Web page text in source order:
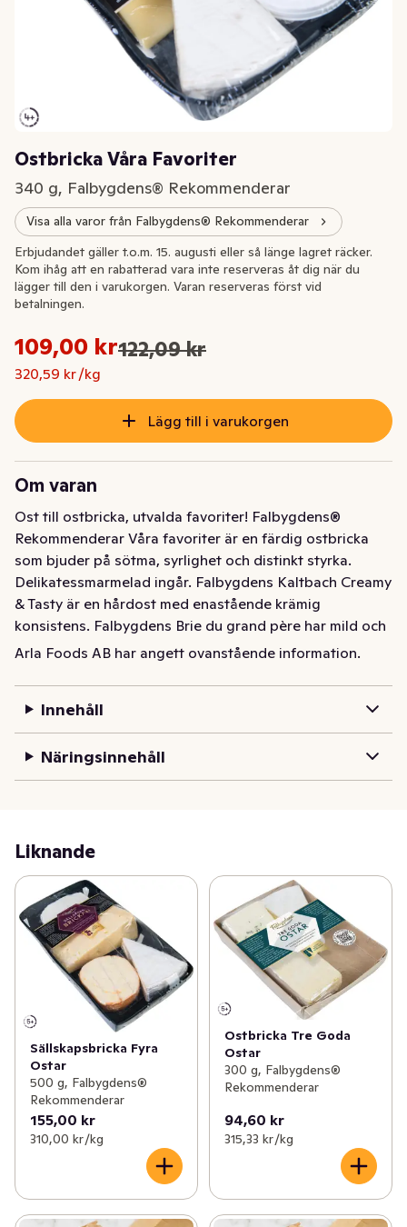
Ostbricka Våra Favoriter
340 g, Falbygdens® Rekommenderar
Visa alla varor från Falbygdens® Rekommenderar
Extrapris
Ursprungspriset var: 122,09 kr
Nuvarande pris är: 109,00 kr
109,00 kr122,09 kr
320,59 kr /kg
Styckpris: 320,59 kr /kg
Erbjudandet gäller t.o.m. 15. augusti eller så länge lagret räcker.
Kom ihåg att en rabatterad vara inte reserveras åt dig när du
lägger till den i varukorgen. Varan reserveras först vid
betalningen.
Lägg till i varukorgen
Om varan
Ost till ostbricka, utvalda favoriter! Falbygdens®
Rekommenderar Våra favoriter är en färdig ostbricka
som bjuder på sötma, syrlighet och distinkt styrka.
Delikatessmarmelad ingår. Falbygdens Kaltbach Creamy
& Tasty är en hårdost med enastående krämig
konsistens. Falbygdens Brie du grand père har mild och
krämigt len smak med antydan av champinjon.
distinkt styrka och krämig konsistens. Ostarna
ackompanjeras av en marmelad med söta och syrliga
toner från fikon och äpple.
Ost till ostbricka, utvalda favoriter! Falbygdens®
Rekommenderar Våra favoriter är en färdig ostbricka
& Tasty är en hårdost med enastående krämig
konsistens. Falbygdens Brie du grand père har mild och
krämigt len smak med antydan av champinjon.
Falbygdens Kvibille ädel special blåmögelost har
distinkt styrka och krämig konsistens. Ostarna
ackompanjeras av en marmelad med söta och syrliga
toner från fikon och äpple.
Arla Foods AB har angett ovanstående information.
Innehåll
Näringsinnehåll
Liknande
Sällskapsbricka Fyra
Ostar
500 g, Falbygdens®
Rekommenderar
155,00 kr
310,00 kr /kg
Ostbricka Tre Goda
Ostar
300 g, Falbygdens®
Rekommenderar
94,60 kr
315,33 kr /kg